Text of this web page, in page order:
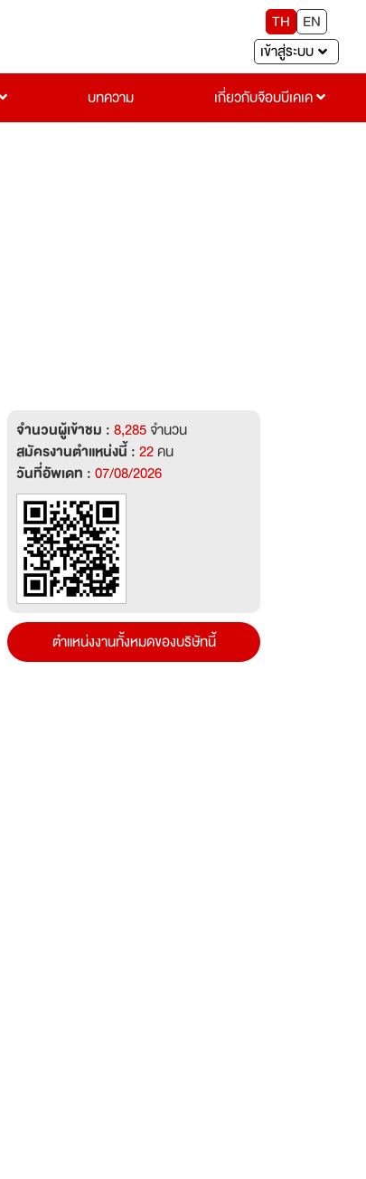
TH
EN
เข้าสู่ระบบ
บทความ เกี่ยวกับจ๊อบบีเคเค
จำนวนผู้เข้าชม :8,285จำนวน
สมัครงานตำแหน่งนี้ :22คน
วันที่อัพเดท :07/08/2026
ตำแหน่งงานทั้งหมดของบริษัทนี้